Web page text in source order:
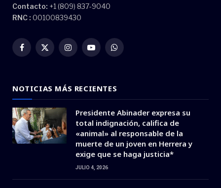
Contacto: +1 (809) 837-9040
RNC : 00100839430
Facebook
X
InstagramYouTubeWhatsApp
NOTICIAS MÁS RECIENTES
Presidente Abinader expresa su
total indignación, califica de
«animal» al responsable de la
muerte de un joven en Herrera y
exige que se haga justicia*
JULIO 4, 2026